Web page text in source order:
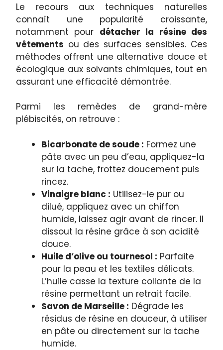
Le recours aux techniques naturelles
connaît une popularité croissante,
notamment pour détacher la résine des
vêtements ou des surfaces sensibles. Ces
méthodes offrent une alternative douce et
écologique aux solvants chimiques, tout en
assurant une efficacité démontrée.
Parmi les remèdes de grand-mère
plébiscités, on retrouve :
Bicarbonate de soude : Formez une
pâte avec un peu d’eau, appliquez-la
sur la tache, frottez doucement puis
rincez.
Vinaigre blanc : Utilisez-le pur ou
dilué, appliquez avec un chiffon
humide, laissez agir avant de rincer. Il
dissout la résine grâce à son acidité
douce.
Huile d’olive ou tournesol : Parfaite
pour la peau et les textiles délicats.
L’huile casse la texture collante de la
résine permettant un retrait facile.
Savon de Marseille : Dégrade les
résidus de résine en douceur, à utiliser
en pâte ou directement sur la tache
humide.